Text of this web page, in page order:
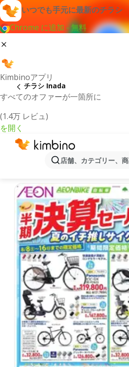
いつでも手元に最新のチラシ
Chrome に追加 - 無料
Kimbinoアプリ
すべてのオファーが一箇所に
(1.4万 レビュ)
を開く
店舗、カテゴリー、
チラシ Inada
最新のチラシとオファ